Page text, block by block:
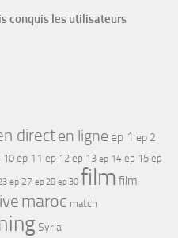
conquis les utilisateurs
directen ligne ep 1 ep 2
10ep 11 ep 12 ep 13 ep 14 ep 15 ep
ep 27 ep 28 ep 30 film film
maroc match
Syria